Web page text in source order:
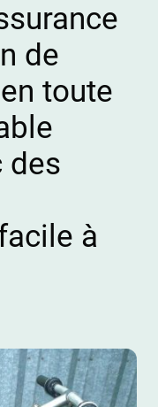
de
toute
des
à